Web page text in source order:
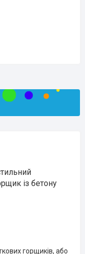
із бетону
горщиків, або